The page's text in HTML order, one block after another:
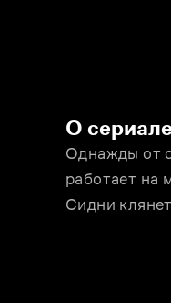
О сериале
Однажды от
работает на
Сидни